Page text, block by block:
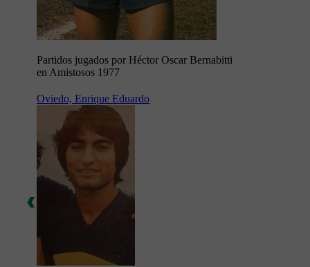
Partidos jugados por Héctor Oscar Bernabitti
en Amistosos 1977
Oviedo, Enrique Eduardo